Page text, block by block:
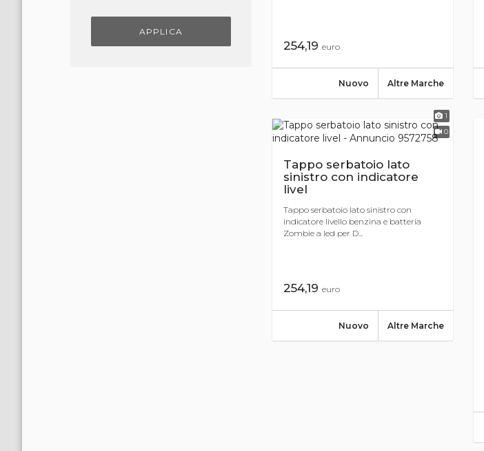
APPLICA
254,19 euro
Altre Marche
Nuovo
1
0
Tappo serbatoio lato
sinistro con indicatore
livel
Tappo serbatoio lato sinistro con
indicatore livello benzina e batteria
Zombie a led per D...
254,19 euro
Altre Marche
Nuovo